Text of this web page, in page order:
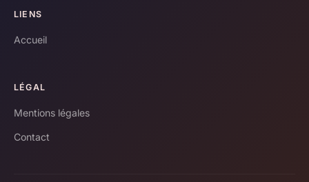
LIENS
Accueil
LÉGAL
Mentions légales
Contact